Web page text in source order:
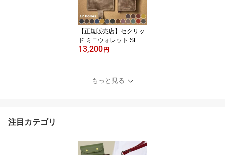
木 オブジェ 模型 インテ
リア 雑貨 ルフィ one pie
ce 3Dパズル kigumi
【正規販売店】セクリッ
ド ミニウォレット SECR
ID M/MINI VINTAGE | シ
ド入れ スキミング防止
メンズ レディース スラ
13,200 円
もっと見る
注目カテゴリ